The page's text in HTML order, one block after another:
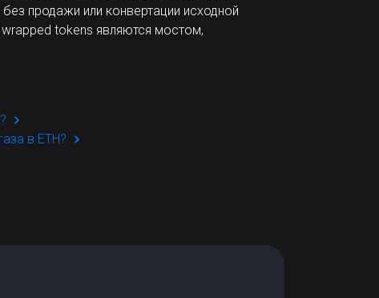
продажи или конвертации исходной
wrapped tokens являются мостом,
в ETH?